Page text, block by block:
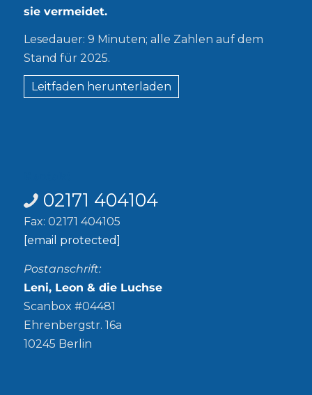
sie vermeidet.
Lesedauer: 9 Minuten; alle Zahlen auf dem
Stand für 2025.
Leitfaden herunterladen
02171 404104
Fax: 02171 404105
[email protected]
Postanschrift:
Leni, Leon & die Luchse
Scanbox #04481
Ehrenbergstr. 16a
10245 Berlin